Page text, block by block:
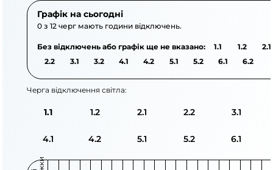
Графік на сьогодні
0 з 12 черг мають години відключень.
Без відключень або графік ще не вказано: 1.1 1.2
2.1
2.2
3.1 3.2 4.1 4.2 5.1 5.2 6.1 6.2
Черга відключення світла:
1.1 1.2 2.1 2.2 3.1
4.1 4.2 5.1 5.2 6.1